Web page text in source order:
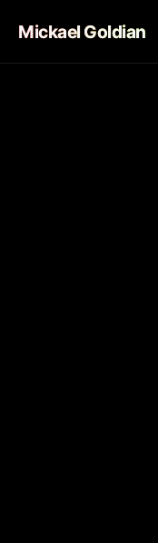
Mickael Goldian